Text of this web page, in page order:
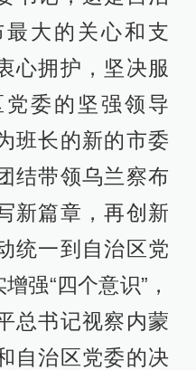
大的关心和支
心拥护，坚决服
委的坚强领导
班长的新的市委
结带领乌兰察布
新篇章，再创新
统一到自治区党
强“四个意识”，
总书记视察内蒙
自治区党委的决